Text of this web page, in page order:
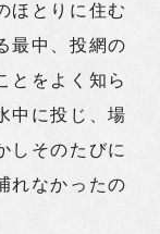
ほとりに住む
最中、投網の
とをよく知ら
中に投じ、場
しそのたびに
れなかったの